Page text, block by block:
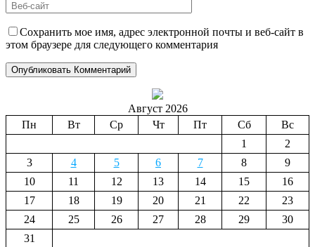
Сохранить мое имя, адрес электронной почты и веб-сайт в
этом браузере для следующего комментария
Август 2026
Пн
Вт Ср Чт Пт Сб
Вс
1
2
3
4 5 6 7 8
9
10
11 12 13 14 15
16
17
18 19 20 21 22
23
24
25 26 27 28 29
30
31